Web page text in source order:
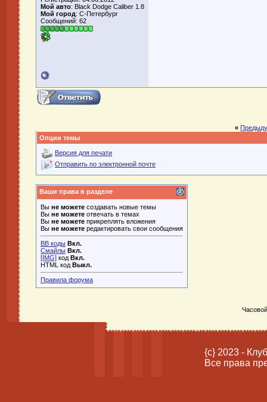
Мой авто: Black Dodge Caliber 1.8
Мой город: C-Петербург
Сообщений: 62
«
Опции темы
Версия для печати
Отправить по электронной почте
Ваши права в разделе
Вы не можете создавать новые темы
Вы не можете отвечать в темах
Вы не можете прикреплять вложения
Вы не можете редактировать свои сообщения
BB коды Вкл.
Смайлы Вкл.
[IMG] код Вкл.
HTML код Выкл.
Правила форума
{c} 2023 -
Все права